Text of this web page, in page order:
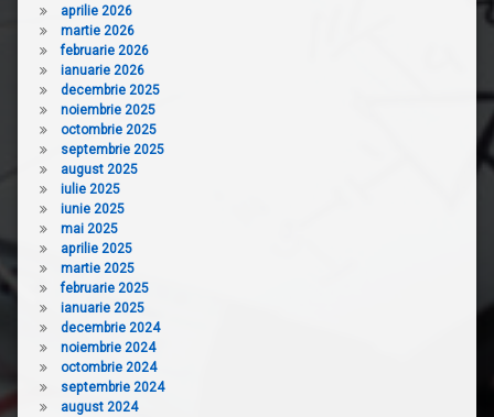
aprilie 2026
martie 2026
februarie 2026
ianuarie 2026
decembrie 2025
noiembrie 2025
octombrie 2025
septembrie 2025
august 2025
iulie 2025
iunie 2025
mai 2025
aprilie 2025
martie 2025
februarie 2025
ianuarie 2025
decembrie 2024
noiembrie 2024
octombrie 2024
septembrie 2024
august 2024